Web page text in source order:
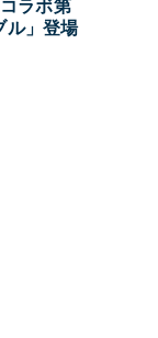
ラボ第
ル」登場